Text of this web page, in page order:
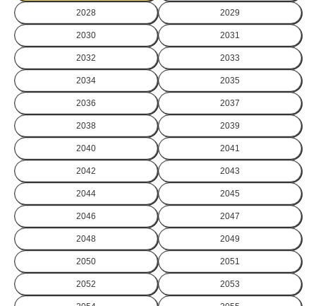
2028 2029
2030 2031
2032 2033
2034 2035
2036 2037
2038 2039
2040 2041
2042 2043
2044 2045
2046 2047
2048 2049
2050 2051
2052 2053